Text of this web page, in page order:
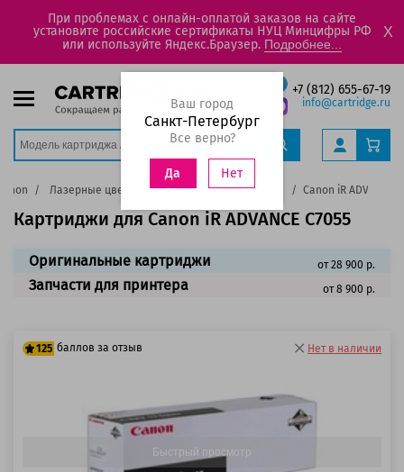
При проблемах с онлайн-оплатой заказов на сайте
установите российские сертификаты НУЦ Минцифры РФ
или используйте Яндекс.Браузер. Подробнее...
X
+7 (812) 655-67-19
info@cartridge.ru
Ваш город
Санкт-Петербург
Все верно?
Да Нет
Лазерные цветные принтеры IR ADVANCE Canon iR ADVANCE
Картриджи для Canon iR ADVANCE C7055
Оригинальные картриджи от 28 900 р.
Запчасти для принтера от 8 900 р.
125 баллов за отзыв
125 баллов
Нет в наличии
Быстрый просмотр